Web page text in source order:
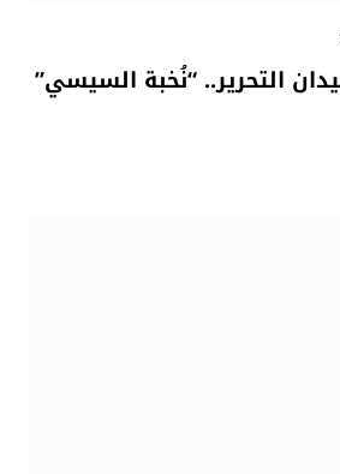
التحرير.. “نُخبة السيسي”